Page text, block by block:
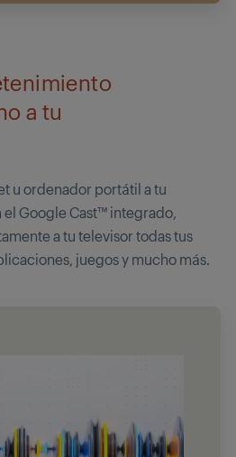
a tu
u ordenador portátil a tu
Google Cast™ integrado,
a tu televisor todas tus
juegos y mucho más.